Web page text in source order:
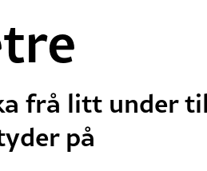
frå litt under til
på